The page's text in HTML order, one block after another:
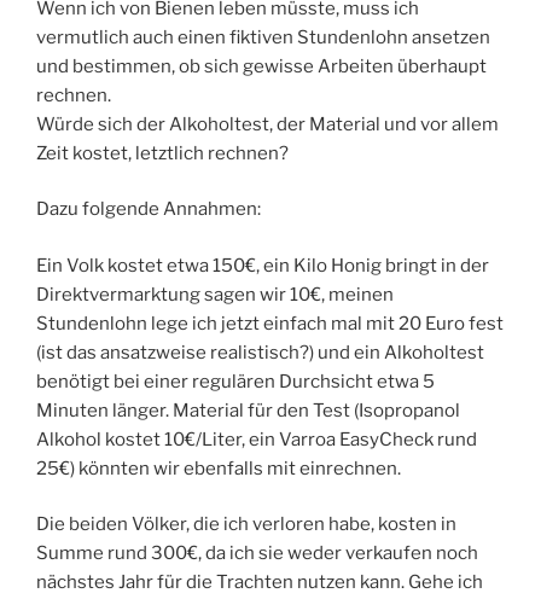
Wenn ich von Bienen leben müsste, muss ich
vermutlich auch einen fiktiven Stundenlohn ansetzen
und bestimmen, ob sich gewisse Arbeiten überhaupt
rechnen.
Würde sich der Alkoholtest, der Material und vor allem
Zeit kostet, letztlich rechnen?
Dazu folgende Annahmen:
Ein Volk kostet etwa 150€, ein Kilo Honig bringt in der
Direktvermarktung sagen wir 10€, meinen
Stundenlohn lege ich jetzt einfach mal mit 20 Euro fest
(ist das ansatzweise realistisch?) und ein Alkoholtest
benötigt bei einer regulären Durchsicht etwa 5
Minuten länger. Material für den Test (Isopropanol
Alkohol kostet 10€/Liter, ein Varroa EasyCheck rund
25€) könnten wir ebenfalls mit einrechnen.
Die beiden Völker, die ich verloren habe, kosten in
Summe rund 300€, da ich sie weder verkaufen noch
nächstes Jahr für die Trachten nutzen kann. Gehe ich